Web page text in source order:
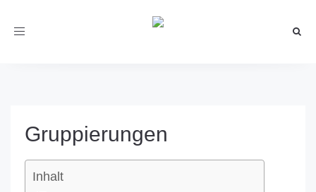
Toggle
Gruppierungen
Inhalt